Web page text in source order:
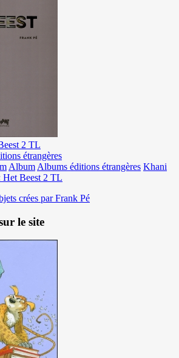
2 TL
étrangères
Album Albums éditions étrangères Khani
Het Beest 2 TL
crées par Frank Pé
le site